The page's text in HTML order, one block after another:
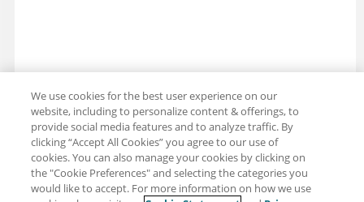
We use cookies for the best user experience on our
website, including to personalize content & offerings, to
provide social media features and to analyze traffic. By
clicking “Accept All Cookies” you agree to our use of
cookies. You can also manage your cookies by clicking on
the "Cookie Preferences" and selecting the categories you
would like to accept. For more information on how we use